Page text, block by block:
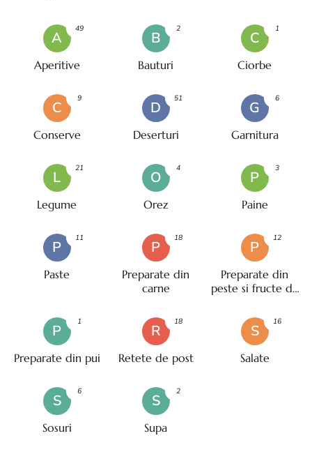
A
Aperitive
49
B
Bauturi
2
C
Ciorbe
1
C
Conserve
9
D
Deserturi
51
G
Garnitura
6
L
Legume
21
O
Orez
4
P
Paine
3
P
Paste
11
P
Preparate din
carne
18
P
Preparate din
peste si fructe de
12
P
Preparate din pui
1
R
Retete de post
18
S
Salate
16
S
Sosuri
6
S
Supa
2